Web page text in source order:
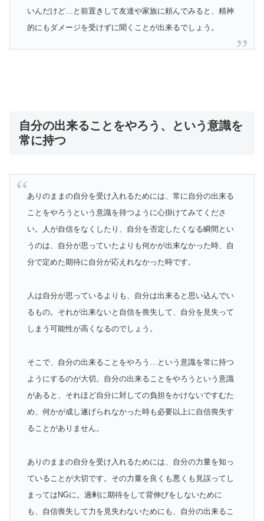
いんだけど…と前置きして友達や家族に頼んでみると、精神
的にもダメージを受けずに聞くことが出来るでしょう。
自分の出来ることをやろう、という意識を
常に持つ
ありのままの自分を受け入れるためには、常に自分の出来る
ことをやろうという意識を持つように心掛けてみてくださ
い。人が自信をなくしたり、自分を否定したくなる瞬間とい
うのは、自分が思っていたよりも何かが出来なかった時、自
分で定めた期待に自分が応えれなかった時です。
人は自分が思っているよりも、自分は出来ると思い込んでい
るもの。それが出来ないと自信を喪失して、自分を見失って
しまう可能性が高くなるのでしょう。
そこで、自分の出来ることをやろう…という意識を常に持つ
ようにするのが大切。自分の出来ることをやろうという意識
があると、それほど自分に対しての負担をかけないですむた
め、何かが成し遂げられなかった時も必要以上に自信喪失す
ることがありません。
ありのままの自分を受け入れるためには、自分の力量を知っ
ていることが大切です。その力量を良くも悪くも見誤ってし
まってはNGに。過剰に期待をして背伸びをしないために
も、自信喪失して力を見失わないためにも、自分の出来るこ